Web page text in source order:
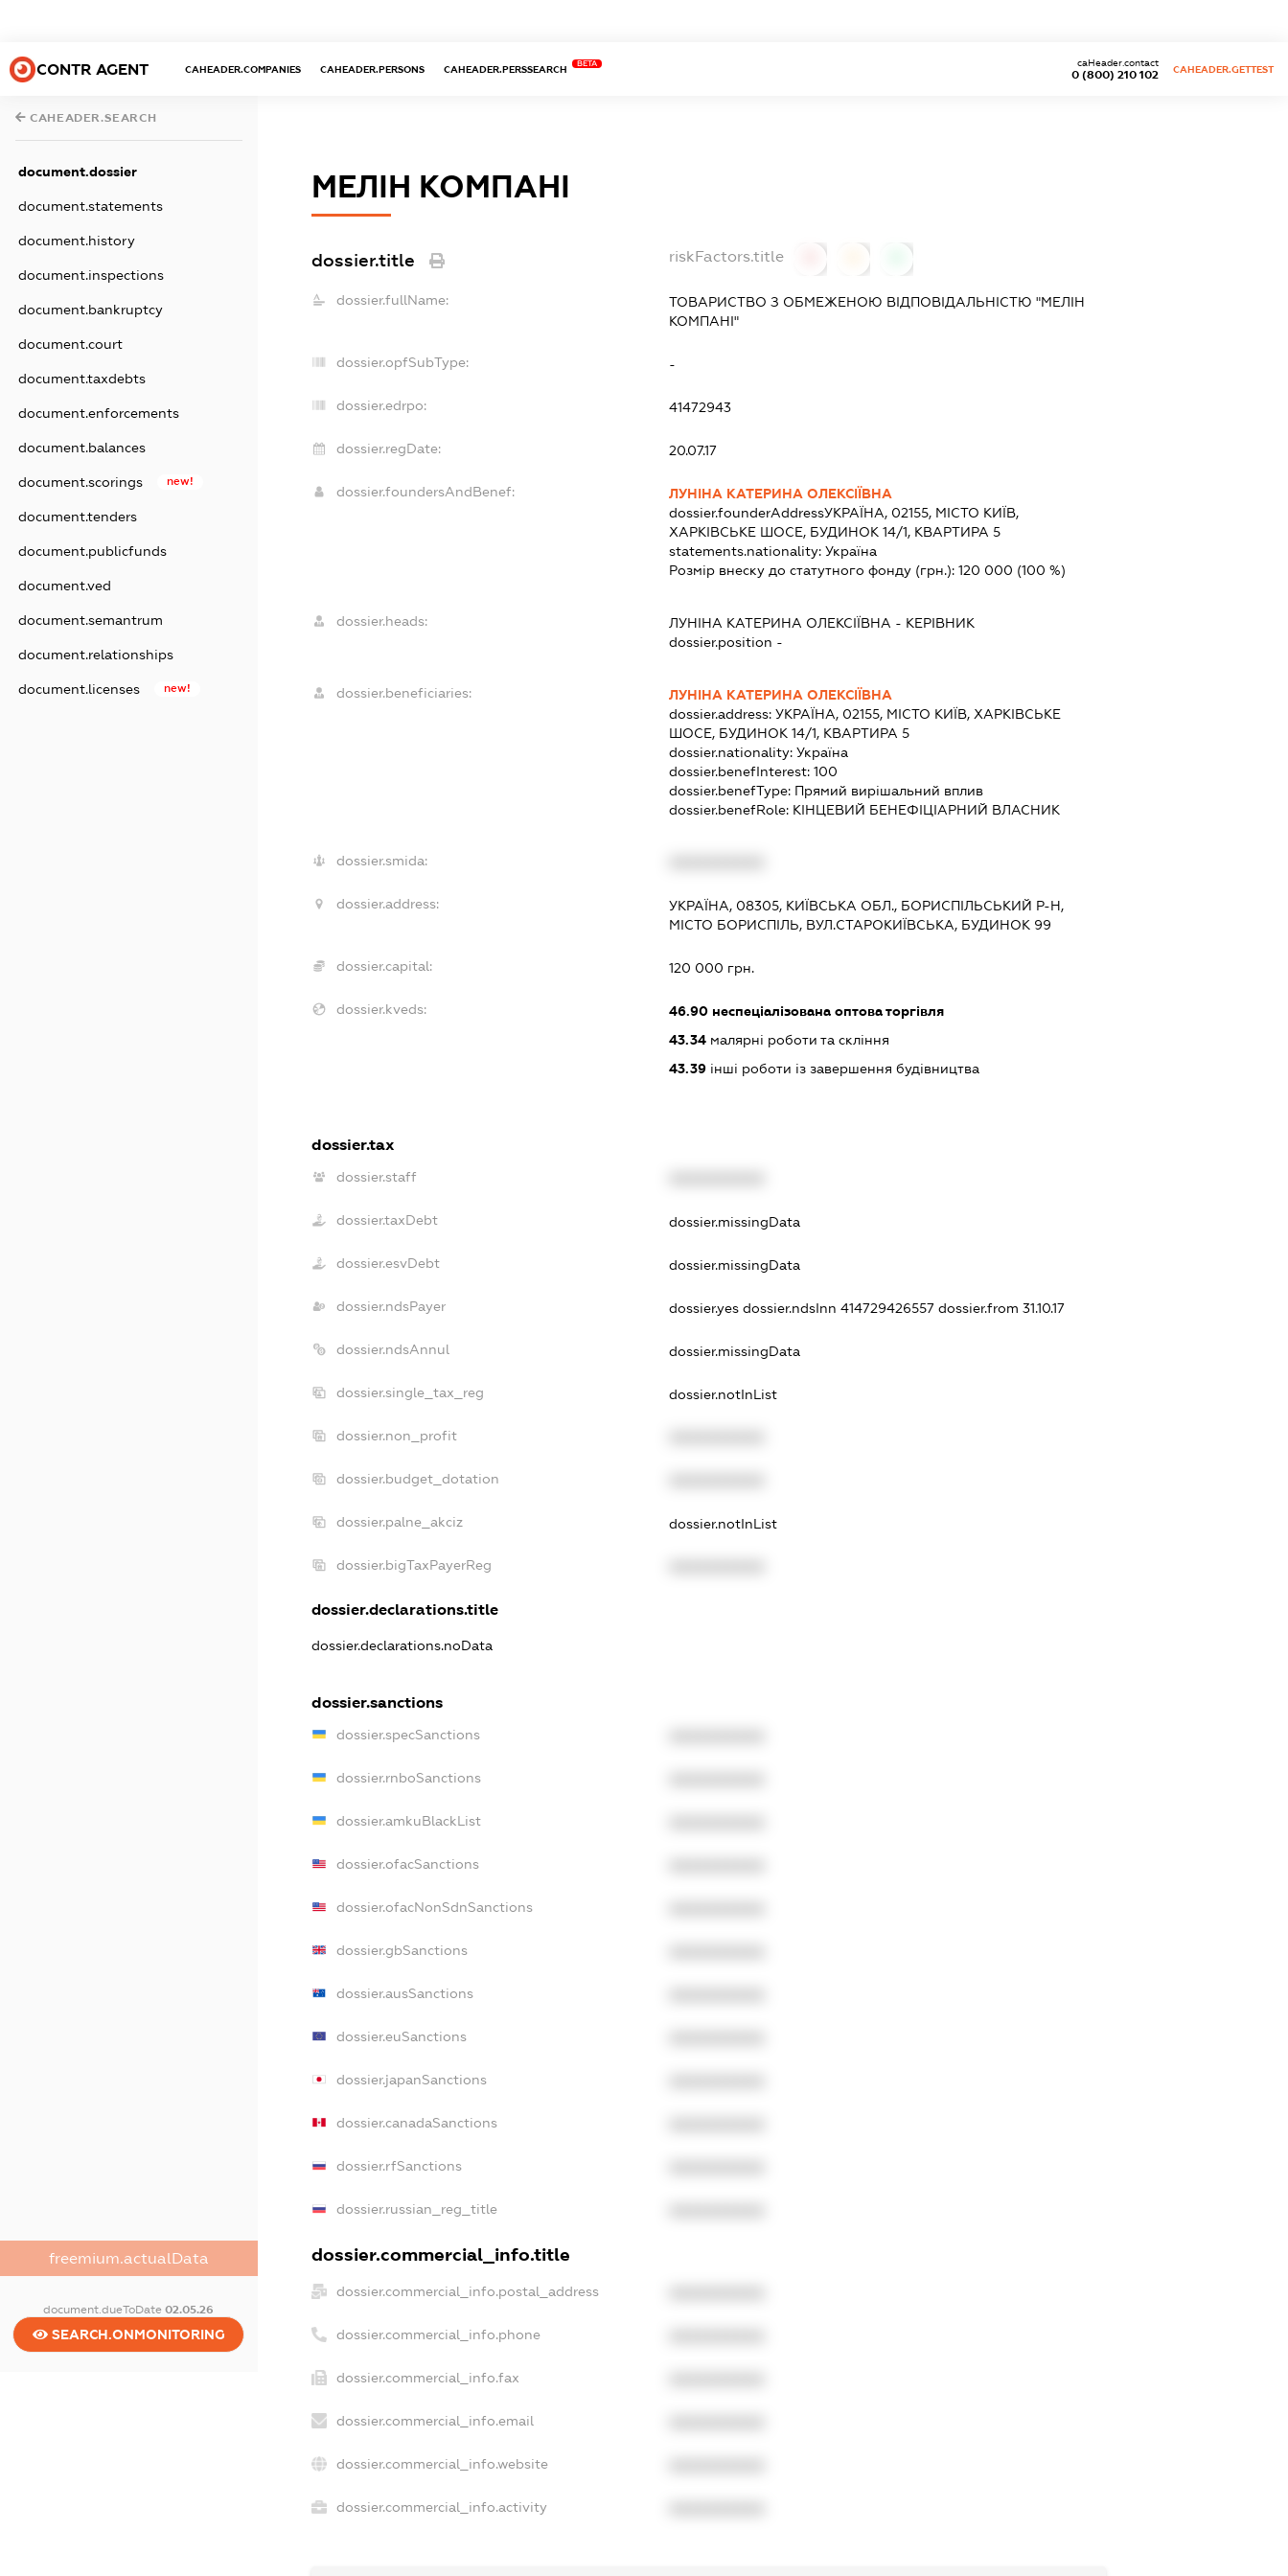
CONTR AGENT CAHEADER.COMPANIES CAHEADER.PERSONS CAHEADER.PERSSEARCH
BETA
0 (800) 210 102
caHeader.contact
CAHEADER.GETTEST
CAHEADER.SEARCH
document.dossier
document.statements
document.history
document.inspections
document.bankruptcy
document.court
document.taxdebts
document.enforcements
document.balances
document.scorings new!
document.tenders
document.publicfunds
document.ved
document.semantrum
document.relationships
document.licenses new!
freemium.actualData
document.dueToDate02.05.26
SEARCH.ONMONITORING
МЕЛІН КОМПАНІ
dossier.title riskFactors.title
dossier.fullName:
ТОВАРИСТВО З ОБМЕЖЕНОЮ ВІДПОВІДАЛЬНІСТЮ "МЕЛІН
КОМПАНІ"
dossier.opfSubType: -
dossier.edrpo: 41472943
dossier.regDate: 20.07.17
dossier.foundersAndBenef:
ЛУНІНА КАТЕРИНА ОЛЕКСІЇВНА
dossier.founderAddressУКРАЇНА, 02155, МІСТО КИЇВ,
ХАРКІВСЬКЕ ШОСЕ, БУДИНОК 14/1, КВАРТИРА 5
statements.nationality: Україна
Розмір внеску до статутного фонду (грн.): 120 000 (100 %)
dossier.heads: ЛУНІНА КАТЕРИНА ОЛЕКСІЇВНА - КЕРІВНИК
dossier.position -
dossier.beneficiaries:
ЛУНІНА КАТЕРИНА ОЛЕКСІЇВНА
dossier.address: УКРАЇНА, 02155, МІСТО КИЇВ, ХАРКІВСЬКЕ
ШОСЕ, БУДИНОК 14/1, КВАРТИРА 5
dossier.nationality: Україна
dossier.benefInterest: 100
dossier.benefType: Прямий вирішальний вплив
dossier.benefRole: КІНЦЕВИЙ БЕНЕФІЦІАРНИЙ ВЛАСНИК
dossier.smida:
dossier.address:
УКРАЇНА, 08305, КИЇВСЬКА ОБЛ., БОРИСПІЛЬСЬКИЙ Р-Н,
МІСТО БОРИСПІЛЬ, ВУЛ.СТАРОКИЇВСЬКА, БУДИНОК 99
dossier.capital: 120 000 грн.
dossier.kveds: 46.90неспеціалізована оптова торгівля
43.34малярні роботи та скління
43.39інші роботи із завершення будівництва
dossier.tax
dossier.staff
dossier.taxDebt dossier.missingData
dossier.esvDebt dossier.missingData
dossier.ndsPayer dossier.yes dossier.ndsInn 414729426557 dossier.from 31.10.17
dossier.ndsAnnul dossier.missingData
dossier.single_tax_reg dossier.notInList
dossier.non_profit
dossier.budget_dotation
dossier.palne_akciz dossier.notInList
dossier.bigTaxPayerReg
dossier.declarations.title
dossier.declarations.noData
dossier.sanctions
dossier.specSanctions
dossier.rnboSanctions
dossier.amkuBlackList
dossier.ofacSanctions
dossier.ofacNonSdnSanctions
dossier.gbSanctions
dossier.ausSanctions
dossier.euSanctions
dossier.japanSanctions
dossier.canadaSanctions
dossier.rfSanctions
dossier.russian_reg_title
dossier.commercial_info.title
dossier.commercial_info.postal_address
dossier.commercial_info.phone
dossier.commercial_info.fax
dossier.commercial_info.email
dossier.commercial_info.website
dossier.commercial_info.activity